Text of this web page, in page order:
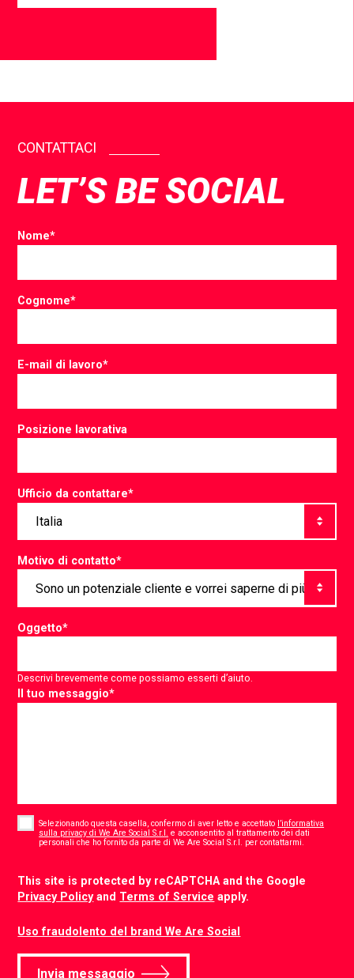
CONTATTACI
LET’S BE SOCIAL
Nome*
Cognome*
E-mail di lavoro*
Posizione lavorativa
Ufficio da contattare*
Motivo di contatto*
Oggetto*
Descrivi brevemente come possiamo esserti d’aiuto.
Il tuo messaggio*
Selezionando questa casella, confermo di aver letto e accettato l’informativa
sulla privacy di We Are Social S.r.l. e acconsentito al trattamento dei dati
personali che ho fornito da parte di We Are Social S.r.l. per contattarmi.
This site is protected by reCAPTCHA and the Google
Privacy Policyand Terms of Service apply.
Uso fraudolento del brand We Are Social
Invia messaggio